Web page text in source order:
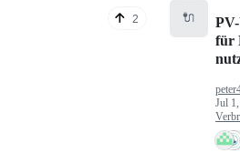
2 🔌
für
Jul